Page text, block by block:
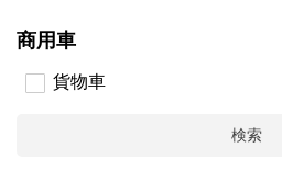
商用車
貨物車
検索